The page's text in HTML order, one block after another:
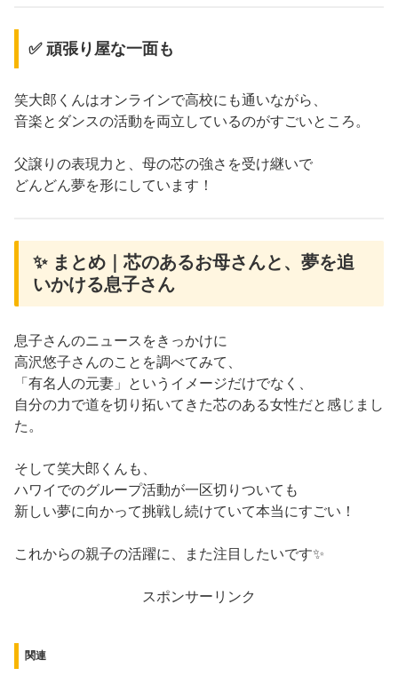
✅ 頑張り屋な一面も
笑大郎くんはオンラインで高校にも通いながら、
音楽とダンスの活動を両立しているのがすごいところ。
父譲りの表現力と、母の芯の強さを受け継いで
どんどん夢を形にしています！
✨ まとめ｜芯のあるお母さんと、夢を追
いかける息子さん
息子さんのニュースをきっかけに
高沢悠子さんのことを調べてみて、
「有名人の元妻」というイメージだけでなく、
自分の力で道を切り拓いてきた芯のある女性だと感じまし
た。
そして笑大郎くんも、
ハワイでのグループ活動が一区切りついても
新しい夢に向かって挑戦し続けていて本当にすごい！
これからの親子の活躍に、また注目したいです✨
スポンサーリンク
関連